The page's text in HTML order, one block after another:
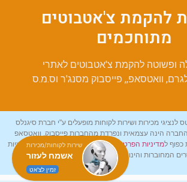
להקמת צ'אטבוטים
מתוחכמים
ופשוטה להקמת צ'אטבוטים לאתרי
וואטסאפ,, פייסבוק מסנג'ר וס.מ.ס
מכירות ושירות לקוחות מופעלים ע"י חברת סיגנלס
הינה עצמאית ונפרדת מהחברות פייסבוק, וואטסאפ
כפוף למדיניות הפרטיות ולתנאי השירותשלנו ושל אפליקציות
המחוברות והינו באחריות המשתמש.
שירות לקוחות/מכירות
אשמח לעזור
זמין לצ'אט